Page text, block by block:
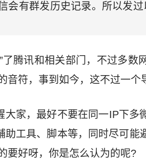
会有群发历史记录。所以发
了腾讯和相关部门，不过多
音符，事到如今，这不过一个
大家，最好不要在同一IP下
助工具、脚本等，同时尽可
要好呀，你是怎么认为的呢?